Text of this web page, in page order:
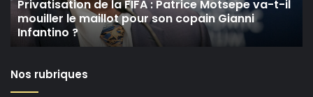
t-
mouiller
pour
son
Privatisation de la FIFA : Patrice Motsepe va-t-il
mouiller le maillot pour son copain Gianni
Infantino ?
Nos rubriques